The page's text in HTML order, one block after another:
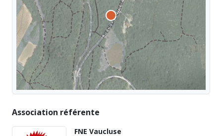
Association référente
FNE Vaucluse